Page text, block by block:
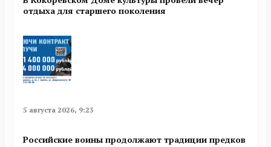
отдыха для старшего поколения
5 августа 2026, 9:23
Российские воины продолжают традиции предков